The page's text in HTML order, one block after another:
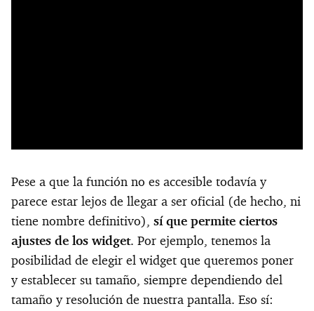
Pese a que la función no es accesible todavía y
parece estar lejos de llegar a ser oficial (de hecho, ni
tiene nombre definitivo), sí que permite ciertos
ajustes de los widget. Por ejemplo, tenemos la
posibilidad de elegir el widget que queremos poner
y establecer su tamaño, siempre dependiendo del
tamaño y resolución de nuestra pantalla. Eso sí: